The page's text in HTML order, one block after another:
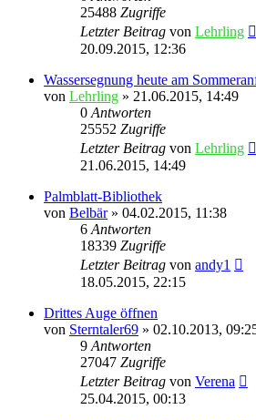
25488 Zugriffe
Letzter Beitrag von Lehrling
20.09.2015, 12:36
Wassersegnung heute am
von Lehrling » 21.06.2015, 14:49
0 Antworten
25552 Zugriffe
Letzter Beitrag von Lehrling
21.06.2015, 14:49
Palmblatt-Bibliothek
von Belbär» 04.02.2015, 11:38
6 Antworten
18339 Zugriffe
Letzter Beitrag von andy1
18.05.2015, 22:15
Drittes Auge öffnen
von Sterntaler69 » 02.10.2013,
9 Antworten
27047 Zugriffe
Letzter Beitrag von Verena
25.04.2015, 00:13